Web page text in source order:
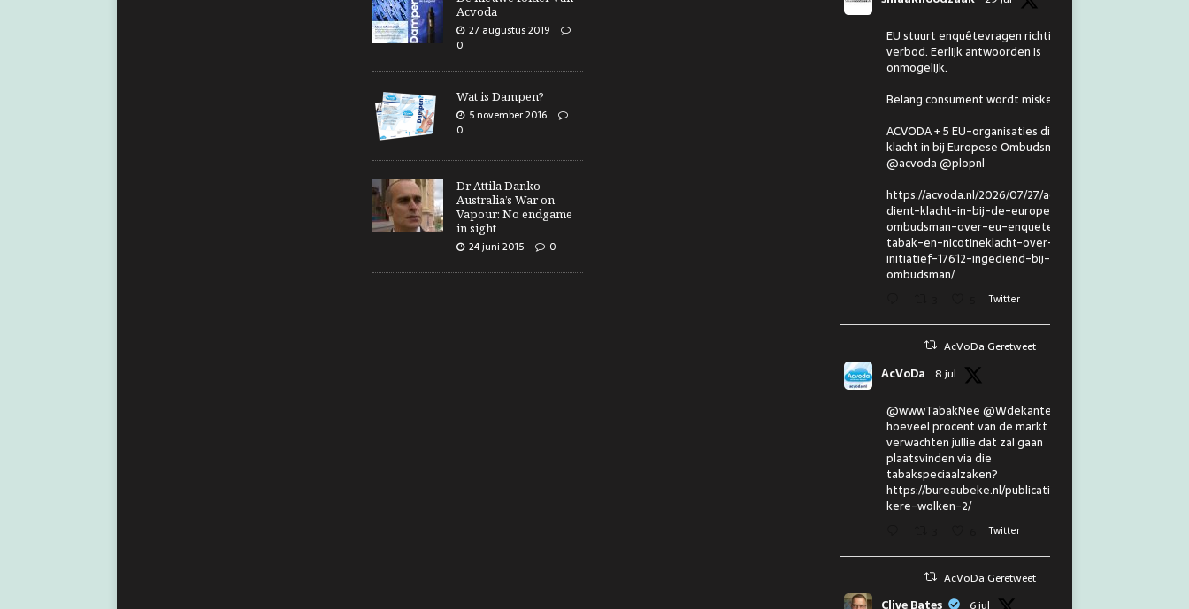
Acvoda
27 augustus 2019
0
Wat is Dampen?
5 november 2016
0
Dr Attila Danko –
Australia’s War on
Vapour: No endgame
in sight
24 juni 2015
0
EU stuurt enquêtevragen richting
verbod. Eerlijk antwoorden is
onmogelijk.
Belang consument wordt miskend.
ACVODA + 5 EU-organisaties dienen
klacht in bij Europese Ombudsman.
@acvoda @plopnl
https://acvoda.nl/2026/07/27/acvoda-
dient-klacht-in-bij-de-europese-
ombudsman-over-eu-enquete-
tabak-en-nicotineklacht-over-eu-
initiatief-17612-ingediend-bij-de-
ombudsman/
Twitter
AcVoDa Geretweet
AcVoDa 8 jul
@wwwTabakNee @Wdekanter En
hoeveel procent van de markt
verwachten jullie dat zal gaan
plaatsvinden via die
tabakspeciaalzaken?
https://bureaubeke.nl/publicaties/don
kere-wolken-2/
Twitter
AcVoDa Geretweet
Clive Bates 6 jul